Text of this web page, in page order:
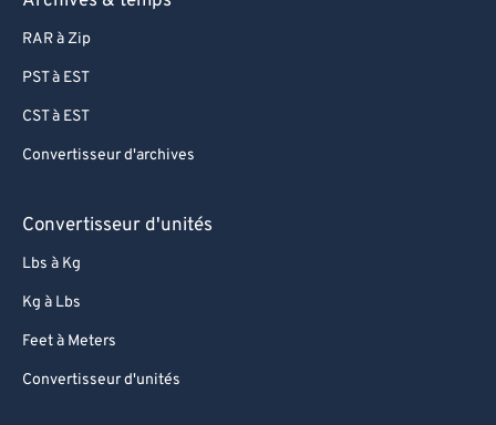
RAR à Zip
PST à EST
CST à EST
Convertisseur d'archives
Convertisseur d'unités
Lbs à Kg
Kg à Lbs
Feet à Meters
Convertisseur d'unités